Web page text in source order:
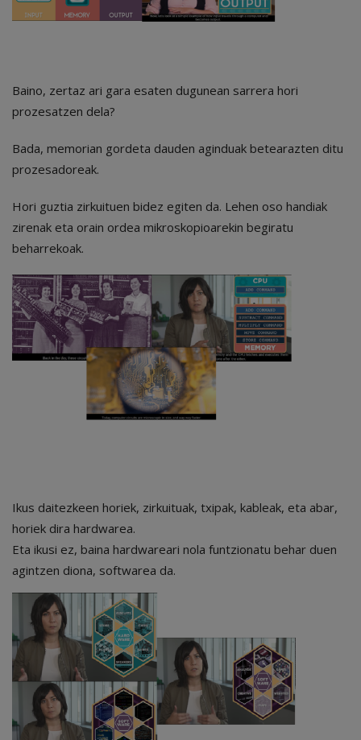
Baino, zertaz ari gara esaten dugunean sarrera hori
prozesatzen dela?
Bada, memorian gordeta dauden aginduak betearazten ditu
prozesadoreak.
Hori guztia zirkuituen bidez egiten da. Lehen oso handiak
zirenak eta orain ordea mikroskopioarekin begiratu
beharrekoak.
Ikus daitezkeen horiek, zirkuituak, txipak, kableak, eta abar,
horiek dira hardwarea.
Eta ikusi ez, baina hardwareari nola funtzionatu behar duen
agintzen diona, softwarea da.